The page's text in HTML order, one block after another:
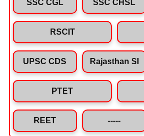
SSC CGL SSC CHSL
RSCIT
UPSC CDS Rajasthan SI
PTET
REET -----